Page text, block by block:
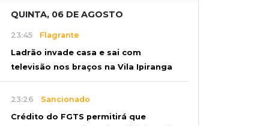
QUINTA, 06 DE AGOSTO
23:45 Flagrante
Ladrão invade casa e sai com
televisão nos braços na Vila Ipiranga
23:26 Sancionado
Crédito do FGTS permitirá que